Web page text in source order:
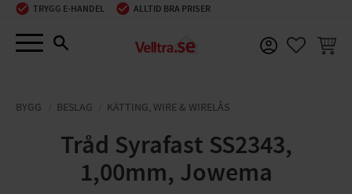
Meny
TRYGG E-HANDEL ALLTID BRA PRISER
BYGG BESLAG KÄTTING, WIRE & WIRELÅS
Tråd Syrafast SS2343,
1,00mm, Jowema